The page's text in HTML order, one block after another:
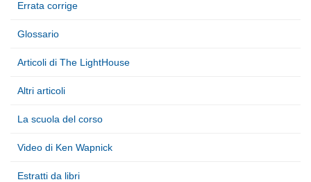
Errata corrige
Glossario
Articoli di The LightHouse
Altri articoli
La scuola del corso
Video di Ken Wapnick
Estratti da libri